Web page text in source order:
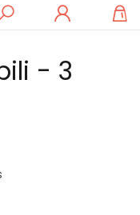
Zoeken
- 3